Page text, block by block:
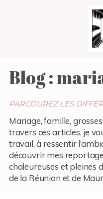
Blog :
PARCOUREZ LES
Mariage, famille,
travers ces articles, je
travail, à ressentir
découvrir mes
chaleureuses et pleines
de la Réunion et de